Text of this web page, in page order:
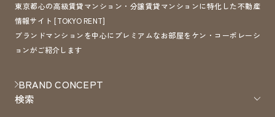
東京都心の高級賃貸マンション・分譲賃貸マンションに特化した不動産
情報サイト [TOKYO RENT]
ブランドマンションを中心にプレミアムなお部屋をケン・コーポレーシ
ョンがご紹介します
BRAND CONCEPT
検索